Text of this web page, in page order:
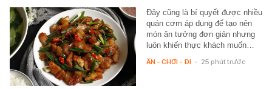
Đây cũng là bí quyết được nhiều
quán cơm áp dụng để tạo nên
món ăn tưởng đơn giản nhưng
luôn khiến thực khách muốn…
ĂN - CHƠI - ĐI - 25 phút trước